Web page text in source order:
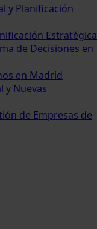
y Planificación
Estratégica
de Decisiones en
en Madrid
y Nuevas
de Empresas de